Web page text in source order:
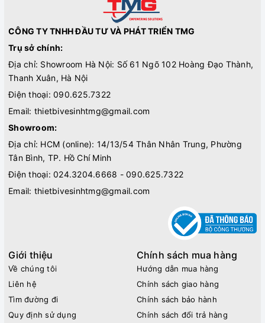
CÔNG TY TNHH ĐẦU TƯ VÀ PHÁT TRIỂN TMG
Trụ sở chính:
Địa chỉ: Showroom Hà Nội: Số 61 Ngõ 102 Hoàng Đạo Thành,
Thanh Xuân, Hà Nội
Điện thoại: 090.625.7322
Email: thietbivesinhtmg@gmail.com
Showroom:
Địa chỉ: HCM (online): 14/13/54 Thân Nhân Trung, Phường
Tân Bình, TP. Hồ Chí Minh
Điện thoại: 024.3204.6668 - 090.625.7322
Email: thietbivesinhtmg@gmail.com
Giới thiệu
Về chúng tôi
Liên hệ
Tìm đường đi
Quy định sử dụng
Chính sách mua hàng
Hướng dẫn mua hàng
Chính sách giao hàng
Chính sách bảo hành
Chính sách đổi trả hàng